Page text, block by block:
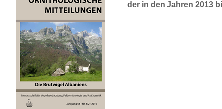
der in den Jahren 2013